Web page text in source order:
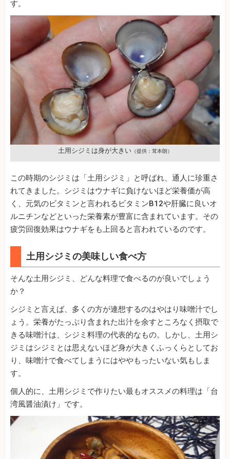
す。
土用シジミは身が大きい（提供：茸本朗）
この時期のシジミは「土用シジミ」と呼ばれ、通人に珍重さ
れてきました。シジミはウナギに負けないほど栄養価が高
く、元気のビタミンと言われるビタミンB12や肝臓に良いオ
ルニチンなどといった栄養素が豊富に含まれています。その
疲労回復効果はウナギをも上回ると言われているのです。
土用シジミの美味しい食べ方
そんな土用シジミ、どんな料理で食べるのが良いでしょう
か？
シジミと言えば、多くの方が連想するのはやはり味噌汁でし
ょう。栄養がたっぷり含まれた出汁を余すところなく摂取で
きる味噌汁は、シジミ料理の代表的なもの。しかし、土用シ
ジミはシジミとは思えないほど身が大きくふっくらとしてお
り、味噌汁で食べてしまうにはややもったいない気もしま
す。
個人的に、土用シジミで作りたい最もオススメの料理は「台
湾風醤油漬け」です。